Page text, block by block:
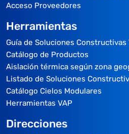
Acceso Proveedores
Herramientas
Guía de Soluciones Constructivas
Catálogo de Productos
Aislación térmica según zona
Listado de Soluciones
Catálogo Cielos Modulares
Herramientas VAP
Direcciones